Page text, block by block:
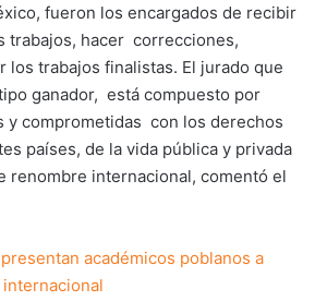
fueron los encargados de recibir
trabajos, hacer correcciones,
los trabajos finalistas. El jurado que
ganador, está compuesto por
y comprometidas con los derechos
países, de la vida pública y privada
renombre internacional, comentó el
académicos poblanos a